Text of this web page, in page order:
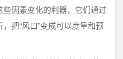
因素变化的利器，它们通过
把“风口”变成可以度量和预